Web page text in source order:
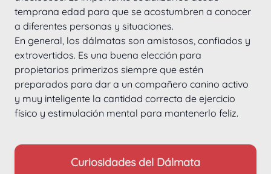
temprana edad para que se acostumbren a conocer
a diferentes personas y situaciones.
En general, los dálmatas son amistosos, confiados y
extrovertidos. Es una buena elección para
propietarios primerizos siempre que estén
preparados para dar a un compañero canino activo
y muy inteligente la cantidad correcta de ejercicio
físico y estimulación mental para mantenerlo feliz.
Curiosidades del Dálmata